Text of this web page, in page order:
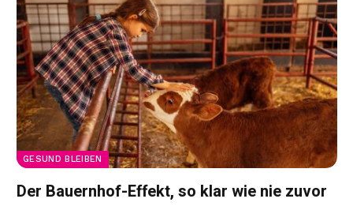
GESUND BLEIBEN
Der Bauernhof-Effekt, so klar wie nie zuvor